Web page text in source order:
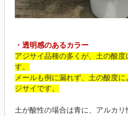
・透明感のあるカラー
アジサイ品種の多くが、土の酸度
す。
メールも例に漏れず、土の酸度
ジサイです。
土が酸性の場合は青に、アルカ